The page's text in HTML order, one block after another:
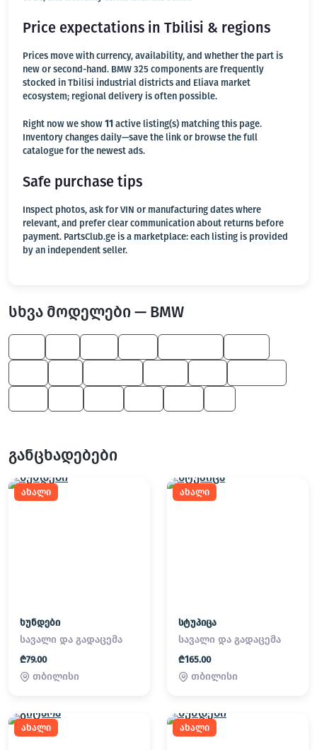
Price expectations in Tbilisi & regions
Prices move with currency, availability, and whether the part is
new or second-hand. BMW 325 components are frequently
stocked in Tbilisi industrial districts and Eliava market
ecosystem; regional delivery is often possible.
Right now we show 11 active listing(s) matching this page.
Inventory changes daily—save the link or browse the full
catalogue for the newest ads.
Safe purchase tips
Inspect photos, ask for VIN or manufacturing dates where
relevant, and prefer clear communication about returns before
payment. PartsClub.ge is a marketplace: each listing is provided
by an independent seller.
სხვა მოდელები — BMW
განცხადებები
ახალი
ხუნდები
სავალი და გადაცემა
₾79.00
თბილისი
ახალი
სტუპიცა
სავალი და გადაცემა
₾165.00
თბილისი
ახალი ახალი